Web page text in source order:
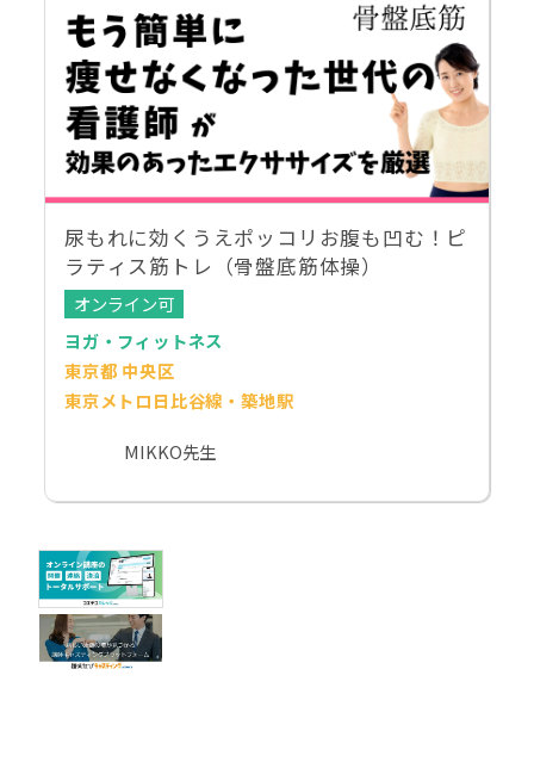
尿もれに効くうえポッコリお腹も凹む！ピ
ラティス筋トレ（骨盤底筋体操）
オンライン可
ヨガ・フィットネス
東京都 中央区
東京メトロ日比谷線・築地駅
MIKKO先生